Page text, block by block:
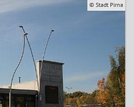
© Stadt Pirna